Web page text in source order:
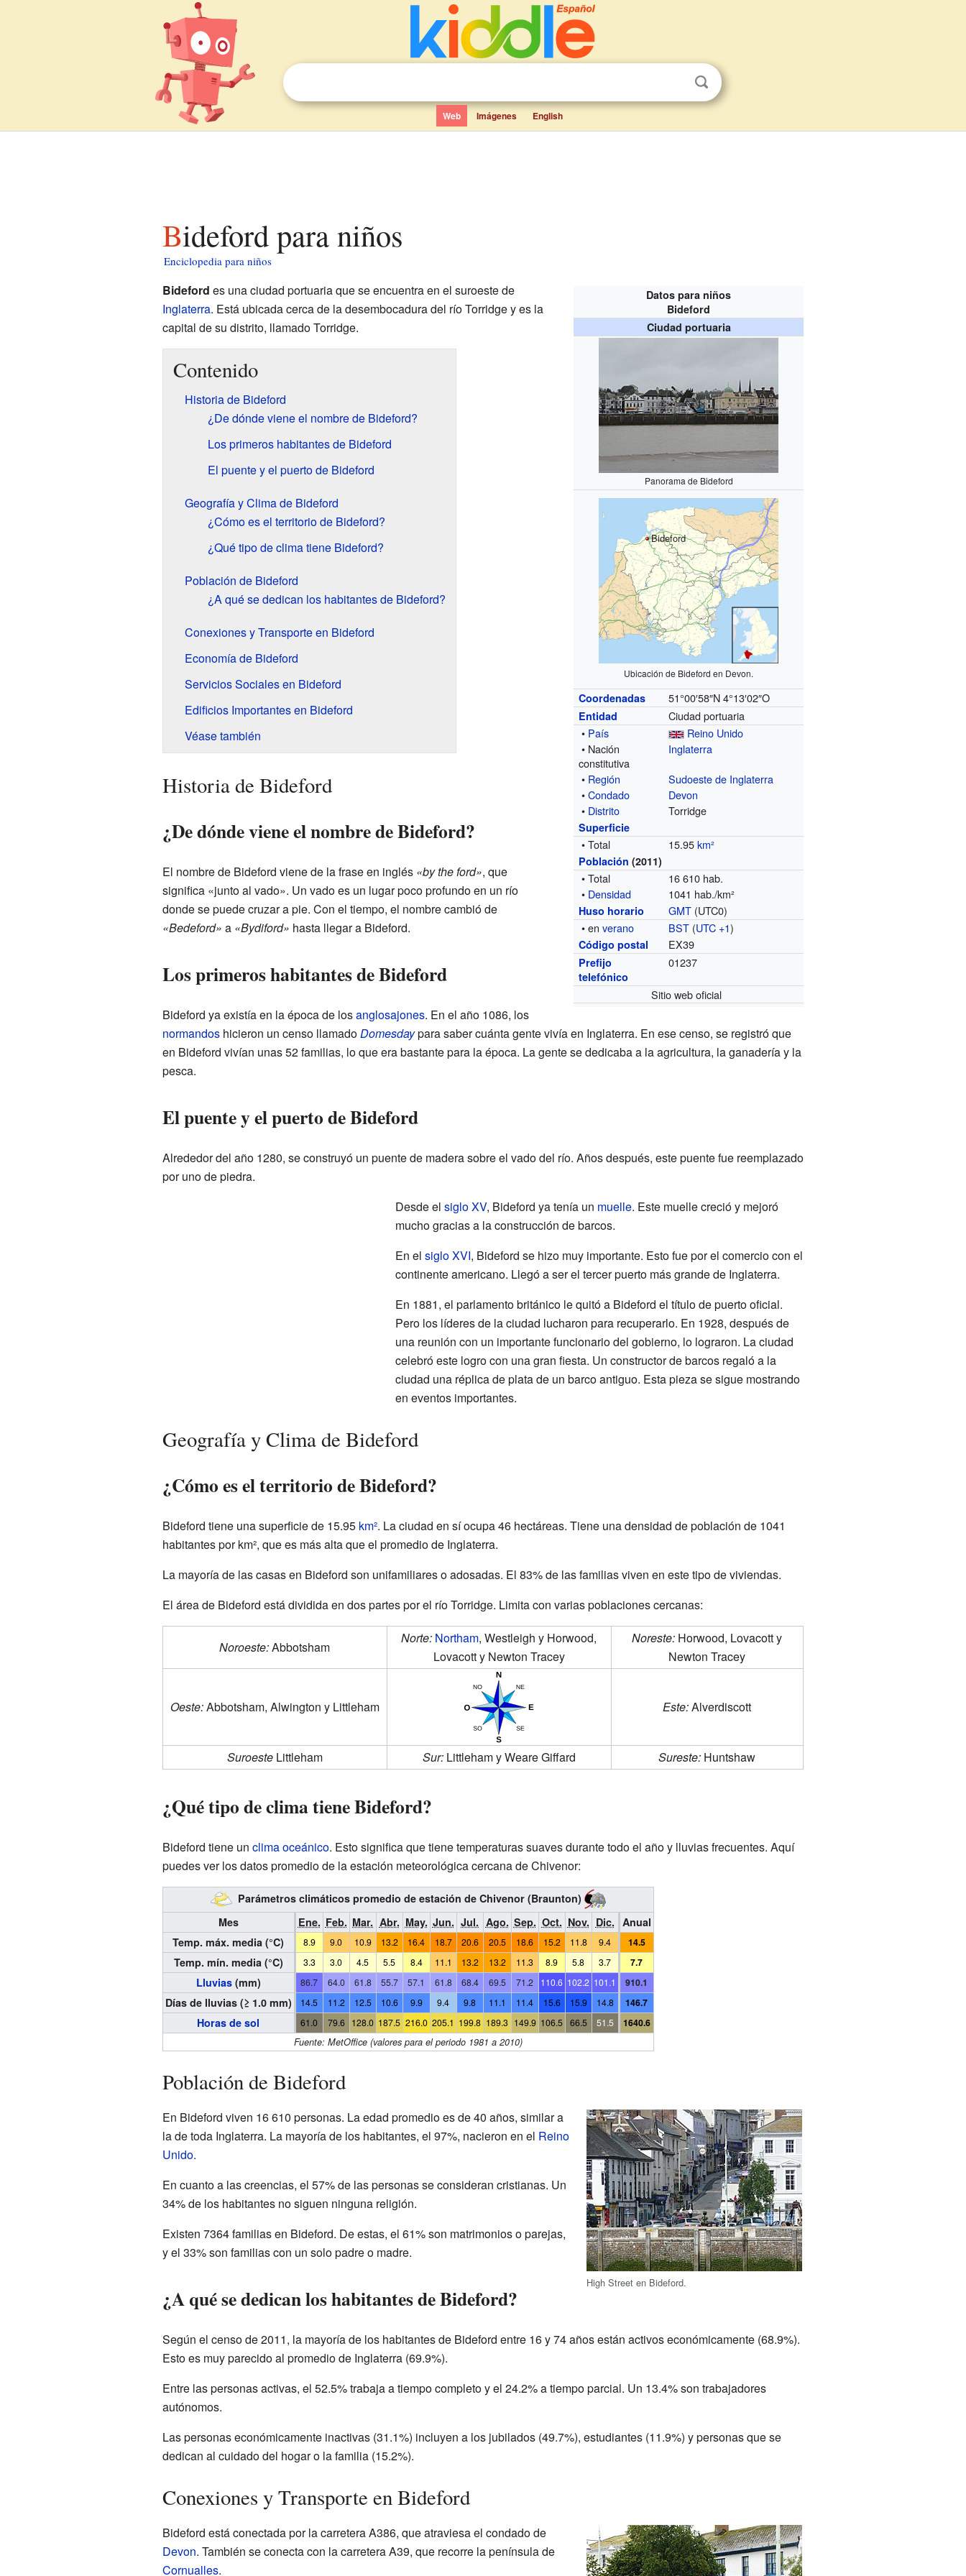
Web Imágenes English
Bideford para niños
Enciclopedia para niños
Datos para niños
Bideford
Ciudad portuaria
Panorama de Bideford
Bideford
Ubicación de Bideford en Devon.
Coordenadas 51°00′58″N 4°13′02″O
Entidad
Ciudad portuaria
• País
Reino Unido
• Nación
constitutiva
Inglaterra
• Región
Sudoeste de Inglaterra
•Condado
Devon
• Distrito Torridge
Superficie
• Total 15.95km²
Población (2011)
• Total 16 610 hab.
• Densidad 1041 hab./km²
Huso horario GMT (UTC0)
• enverano BST (UTC +1)
Código postal EX39
Prefijo
telefónico
01237
Sitio web oficial
Bideford es una ciudad portuaria que se encuentra en el suroeste de
Inglaterra. Está ubicada cerca de la desembocadura del río Torridge y es la
capital de su distrito, llamado Torridge.
Contenido
Historia de Bideford
¿De dónde viene el nombre de Bideford?
Los primeros habitantes de Bideford
El puente y el puerto de Bideford
Geografía y Clima de Bideford
¿Cómo es el territorio de Bideford?
¿Qué tipo de clima tiene Bideford?
Población de Bideford
¿A qué se dedican los habitantes de Bideford?
Conexiones y Transporte en Bideford
Economía de Bideford
Servicios Sociales en Bideford
Edificios Importantes en Bideford
Véase también
Historia de Bideford
¿De dónde viene el nombre de Bideford?
El nombre de Bideford viene de la frase en inglés «by the ford», que
significa «junto al vado». Un vado es un lugar poco profundo en un río
donde se puede cruzar a pie. Con el tiempo, el nombre cambió de
«Bedeford» a «Bydiford» hasta llegar a Bideford.
Los primeros habitantes de Bideford
Bideford ya existía en la época de losanglosajones. En el año 1086, los
normandoshicieron un censo llamadoDomesdaypara saber cuánta gente vivía en Inglaterra. En ese censo, se registró que
en Bideford vivían unas 52 familias, lo que era bastante para la época. La gente se dedicaba a la agricultura, la ganadería y la
pesca.
El puente y el puerto de Bideford
Alrededor del año 1280, se construyó un puente de madera sobre el vado del río. Años después, este puente fue reemplazado
por uno de piedra.
Desde el siglo XV, Bideford ya tenía un muelle. Este muelle creció y mejoró
mucho gracias a la construcción de barcos.
En el siglo XVI, Bideford se hizo muy importante. Esto fue por el comercio con el
continente americano. Llegó a ser el tercer puerto más grande de Inglaterra.
En 1881, el parlamento británico le quitó a Bideford el título de puerto oficial.
Pero los líderes de la ciudad lucharon para recuperarlo. En 1928, después de
una reunión con un importante funcionario del gobierno, lo lograron. La ciudad
celebró este logro con una gran fiesta. Un constructor de barcos regaló a la
ciudad una réplica de plata de un barco antiguo. Esta pieza se sigue mostrando
en eventos importantes.
Geografía y Clima de Bideford
¿Cómo es el territorio de Bideford?
Bideford tiene una superficie de 15.95 km². La ciudad en sí ocupa 46 hectáreas. Tiene una densidad de población de 1041
habitantes por km², que es más alta que el promedio de Inglaterra.
La mayoría de las casas en Bideford son unifamiliares o adosadas. El 83% de las familias viven en este tipo de viviendas.
El área de Bideford está dividida en dos partes por el río Torridge. Limita con varias poblaciones cercanas:
Noroeste:Abbotsham
Norte: Northam, Westleigh y Horwood,
Lovacott y Newton Tracey
Noreste: Horwood, Lovacott y
Newton Tracey
Oeste:Abbotsham, Alwington y Littleham Este:Alverdiscott
SuroesteLittleham Sur:Littleham y Weare Giffard Sureste: Huntshaw
¿Qué tipo de clima tiene Bideford?
Bideford tiene un clima oceánico. Esto significa que tiene temperaturas suaves durante todo el año y lluvias frecuentes. Aquí
puedes ver los datos promedio de la estación meteorológica cercana de Chivenor:
Parámetros climáticos promedio de estación de Chivenor (Braunton)
Mes
Ene. Feb. Mar. Abr. May. Jun. Jul. Ago. Sep. Oct. Nov. Dic. Anual
Temp. máx. media (°C)
8.9 9.0 10.9 13.2 16.4 18.7 20.6 20.5 18.6 15.2 11.8 9.4 14.5
Temp. mín. media (°C) 3.3 3.0 4.5 5.5 8.4 11.1 13.2 13.2 11.3 8.9 5.8 3.7 7.7
Lluvias(mm) 86.7 64.0 61.8 55.7 57.1 61.8 68.4 69.5 71.2 110.6 102.2 101.1 910.1
Días de lluvias (≥ 1.0 mm) 14.5 11.2 12.5 10.6 9.9 9.4 9.8 11.1 11.4 15.6 15.9 14.8 146.7
Horas de sol 61.0 79.6 128.0 187.5 216.0 205.1 199.8 189.3 149.9 106.5 66.5 51.5
1640.6
Fuente: MetOffice (valores para el periodo 1981 a 2010)
Población de Bideford
High Street en Bideford.
En Bideford viven 16 610 personas. La edad promedio es de 40 años, similar a
la de toda Inglaterra. La mayoría de los habitantes, el 97%, nacieron en el Reino
Unido.
En cuanto a las creencias, el 57% de las personas se consideran cristianas. Un
34% de los habitantes no siguen ninguna religión.
Existen 7364 familias en Bideford. De estas, el 61% son matrimonios o parejas,
y el 33% son familias con un solo padre o madre.
¿A qué se dedican los habitantes de Bideford?
Según el censo de 2011, la mayoría de los habitantes de Bideford entre 16 y 74 años están activos económicamente (68.9%).
Esto es muy parecido al promedio de Inglaterra (69.9%).
Entre las personas activas, el 52.5% trabaja a tiempo completo y el 24.2% a tiempo parcial. Un 13.4% son trabajadores
autónomos.
Las personas económicamente inactivas (31.1%) incluyen a los jubilados (49.7%), estudiantes (11.9%) y personas que se
dedican al cuidado del hogar o la familia (15.2%).
Conexiones y Transporte en Bideford
Bideford está conectada por la carretera A386, que atraviesa el condado de
Devon. También se conecta con la carretera A39, que recorre la península de
Cornualles.